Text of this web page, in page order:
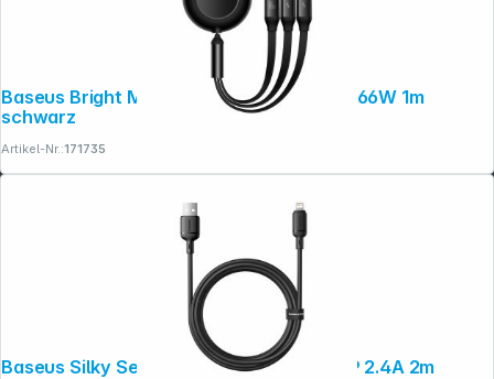
Baseus Bright Mirror 2 Series USB Cable 66W 1m
schwarz
Artikel-Nr.:171735
Baseus Silky Series Ladekabel USB auf iP 2.4A 2m